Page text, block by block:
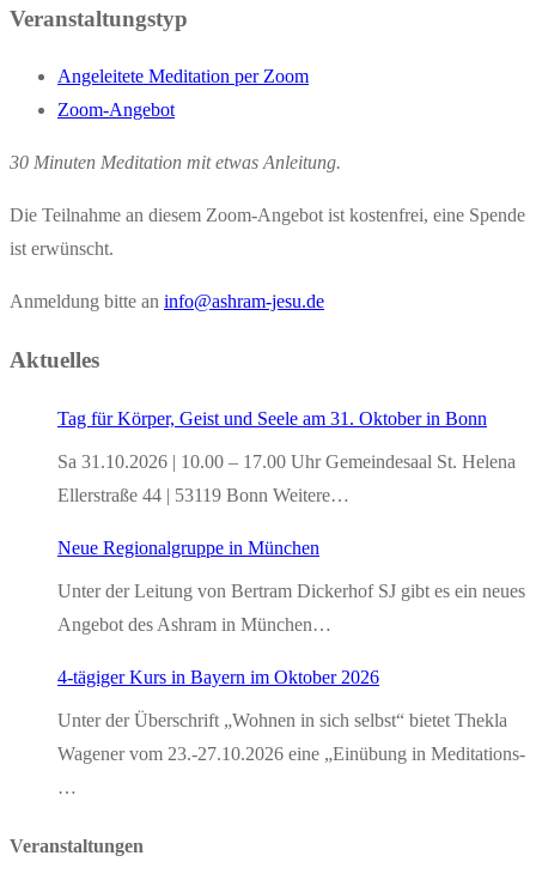
Veranstaltungstyp
Angeleitete Meditation per Zoom
Zoom-Angebot
30 Minuten Meditation mit etwas Anleitung.
Die Teilnahme an diesem Zoom-Angebot ist kostenfrei, eine Spende
ist erwünscht.
Anmeldung bitte an info@ashram-jesu.de
Aktuelles
Tag für Körper, Geist und Seele am 31. Oktober in Bonn
Sa 31.10.2026 | 10.00 – 17.00 Uhr Gemeindesaal St. Helena
Ellerstraße 44 | 53119 Bonn Weitere…
Neue Regionalgruppe in München
Unter der Leitung von Bertram Dickerhof SJ gibt es ein neues
Angebot des Ashram in München…
4-tägiger Kurs in Bayern im Oktober 2026
Unter der Überschrift „Wohnen in sich selbst“ bietet Thekla
Wagener vom 23.-27.10.2026 eine „Einübung in Meditations-
…
Veranstaltungen